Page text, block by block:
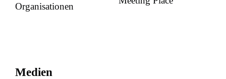
Organisationen
Medien